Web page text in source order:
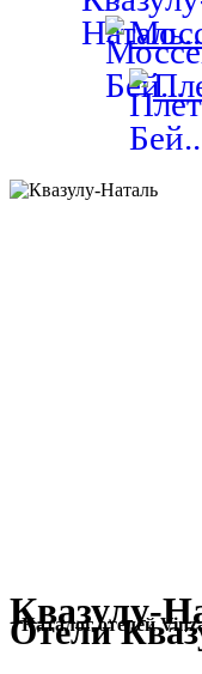
Квазулу-
Каталог отелей
Отели